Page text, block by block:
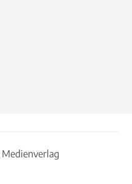
Medienverlag